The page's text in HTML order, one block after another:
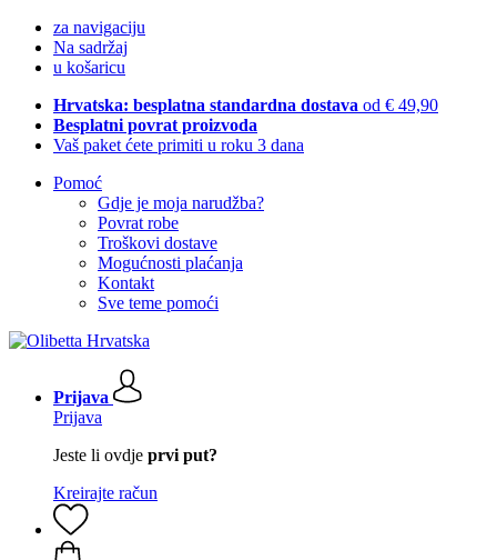
za navigaciju
Na sadržaj
u košaricu
Hrvatska: besplatna standardna dostava od € 49,90
Besplatni povrat proizvoda
Vaš paket ćete primiti u roku 3 dana
Pomoć
Gdje je moja narudžba?
Povrat robe
Troškovi dostave
Mogućnosti plaćanja
Kontakt
Sve teme pomoći
Prijava
Prijava
Jeste li ovdje prvi put?
Kreirajte račun